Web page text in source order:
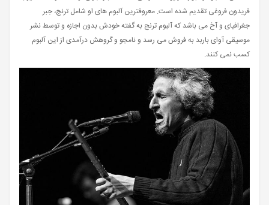
فریدون فروغی تقدیم شده است. معروفترین آلبوم های او شامل ترنج، جبر
جغرافیای و آخ می باشد که آلبوم ترنج به گفته خودش بدون اجازه و توسط نشر
موسیقی آوای باربد به فروش می رسد و نامجو و گروهش درآمدی از این آلبوم
کسب نمی کنند.